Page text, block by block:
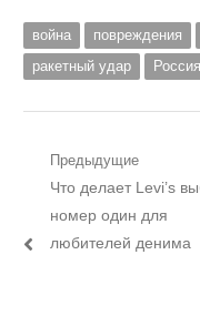
война повреждения
ракетный удар
Россия
Навигация
записям
Предыдущие
Предыдущий
пост:
Что делает Levi’s
номер один для
любителей денима